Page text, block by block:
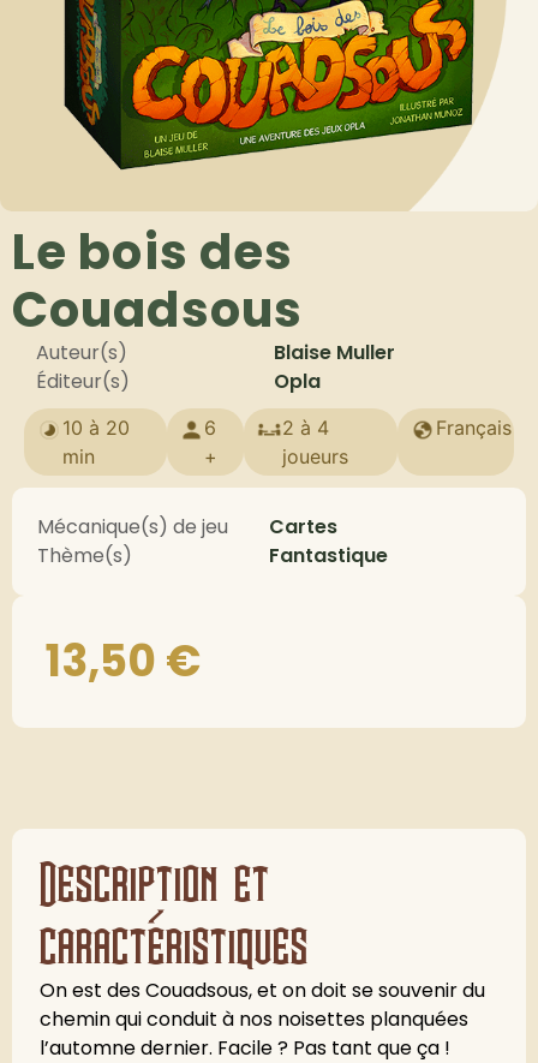
Le bois des
Couadsous
Auteur(s)
Blaise Muller
Éditeur(s)
Opla
10 à 20
min
6
+
2 à 4
joueurs
Français
Mécanique(s) de jeu
Cartes
Thème(s)
Fantastique
13,50€
Description et
caractéristiques
On est des Couadsous, et on doit se souvenir du
chemin qui conduit à nos noisettes planquées
l’automne dernier. Facile ? Pas tant que ça !